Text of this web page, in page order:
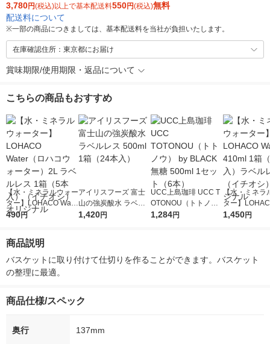
3,780円(税込)以上で基本配送料550円(税込)無料
配送料について
※一部の商品につきましては、基本配送料を当社が負担いたします。
在庫確認住所：東京都にお届け
賞味期限/使用期限・返品について
こちらの商品もおすすめ
【水・ミネラルウォー
ター】LOHACO Wate
r（ロハコウォータ
シ） オリジナル
490円
アイリスフーズ 富士
山の強炭酸水 ラベル
レス 500ml 1箱（24
1,420円
UCC上島珈琲 UCC T
OTONOU（トトノ
ウ） by BLACK無糖 5
1,284円
【水・ミネラ
ター】
r 410ml 1箱（
1,450円
商品説明
バスケットに取り付けて仕切りを作ることができます。バスケット
の整理に最適。
商品仕様/スペック
奥行 137mm